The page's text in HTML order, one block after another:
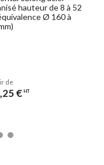
hauteur de 8 à 52
Ø 160 à
de
€ HT